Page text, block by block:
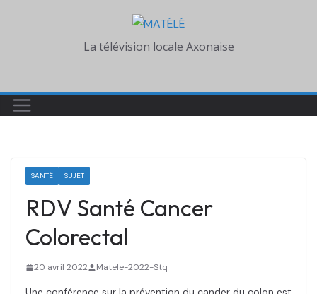
La télévision locale Axonaise
SANTÉ SUJET
RDV Santé Cancer
Colorectal
20 avril 2022 Matele-2022-Stq